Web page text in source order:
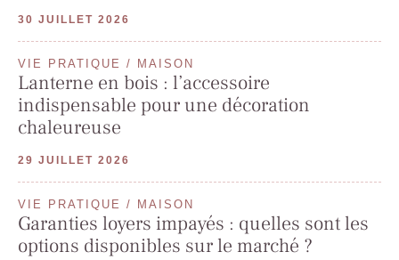
30 JUILLET 2026
VIE PRATIQUE / MAISON
Lanterne en bois : l’accessoire
indispensable pour une décoration
chaleureuse
29 JUILLET 2026
VIE PRATIQUE / MAISON
Garanties loyers impayés : quelles sont les
options disponibles sur le marché ?